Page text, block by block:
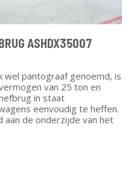
ASHDX35007
wel pantograaf genoemd, is
van 25 ton en
in staat
eenvoudig te heffen.
aan de onderzijde van het